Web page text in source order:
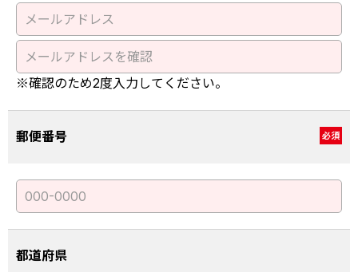
※確認のため2度入力してください。
郵便番号 必須
都道府県